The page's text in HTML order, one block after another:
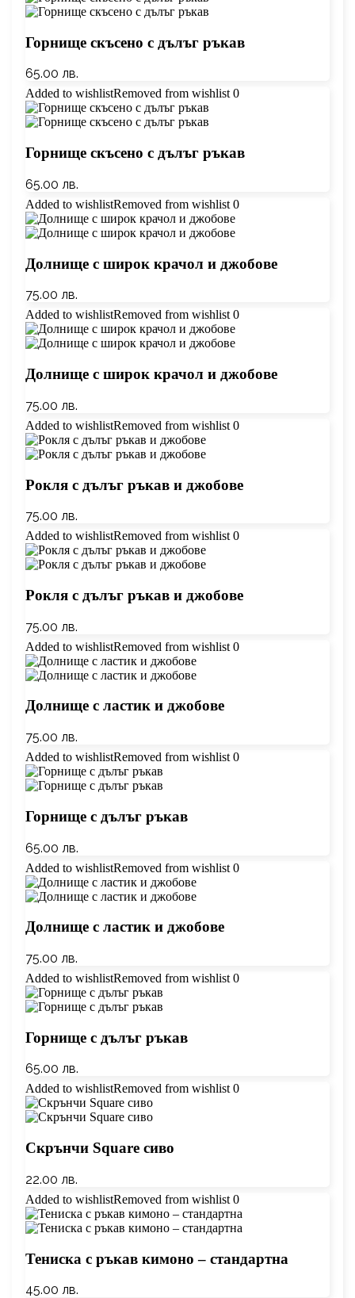
Горнище скъсено с дълъг ръкав
65.00 лв.
Added to wishlistRemoved from wishlist 0
Горнище скъсено с дълъг ръкав
65.00 лв.
Added to wishlistRemoved from wishlist 0
Долнище с широк крачол и джобове
75.00 лв.
Added to wishlistRemoved from wishlist 0
Долнище с широк крачол и джобове
75.00 лв.
Added to wishlistRemoved from wishlist 0
Рокля с дълъг ръкав и джобове
75.00 лв.
Added to wishlistRemoved from wishlist 0
Рокля с дълъг ръкав и джобове
75.00 лв.
Added to wishlistRemoved from wishlist 0
Долнище с ластик и джобове
75.00 лв.
Added to wishlistRemoved from wishlist 0
Горнище с дълъг ръкав
65.00 лв.
Added to wishlistRemoved from wishlist 0
Долнище с ластик и джобове
75.00 лв.
Added to wishlistRemoved from wishlist 0
Горнище с дълъг ръкав
65.00 лв.
Added to wishlistRemoved from wishlist 0
Скрънчи Square сиво
22.00 лв.
Added to wishlistRemoved from wishlist 0
Тениска с ръкав кимоно – стандартна
45.00 лв.